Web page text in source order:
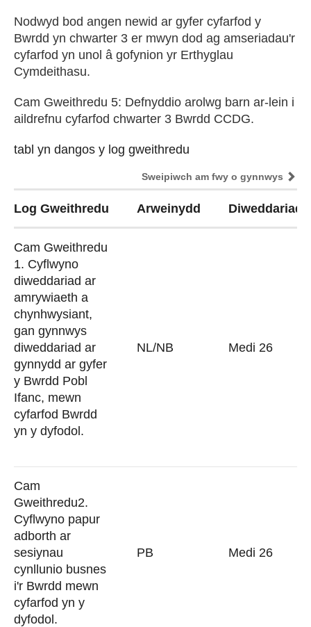
Nodwyd bod angen newid ar gyfer cyfarfod y
Bwrdd yn chwarter 3 er mwyn dod ag amseriadau'r
cyfarfod yn unol â gofynion yr Erthyglau
Cymdeithasu.
Cam Gweithredu 5: Defnyddio arolwg barn ar-lein i
aildrefnu cyfarfod chwarter 3 Bwrdd CCDG.
tabl yn dangos y log gweithredu
Sweipiwch am fwy o gynnwys
tabl yn dangos y log gweithredu
Log Gweithredu Arweinydd Diweddariad
Cam Gweithredu
1. Cyflwyno
diweddariad ar
amrywiaeth a
chynhwysiant,
gan gynnwys
diweddariad ar
gynnydd ar gyfer
y Bwrdd Pobl
Ifanc, mewn
cyfarfod Bwrdd
yn y dyfodol.
NL/NB Medi 26
Cam
Gweithredu2.
Cyflwyno papur
adborth ar
sesiynau
cynllunio busnes
i'r Bwrdd mewn
cyfarfod yn y
dyfodol.
PB Medi 26